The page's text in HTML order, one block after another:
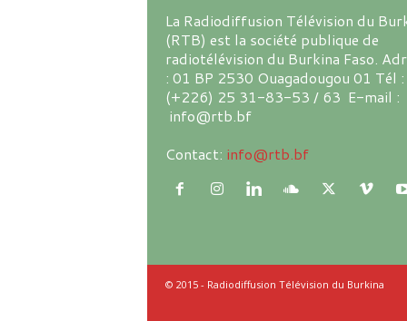
La Radiodiffusion Télévision du
(RTB) est la société publique de
radiotélévision du Burkina Faso.
: 01 BP 2530 Ouagadougou 01 Tél :
(+226) 25 31-83-53 / 63 E-mail :
info@rtb.bf
Contact: info@rtb.bf
© 2015 - Radiodiffusion Télévision du Burkina